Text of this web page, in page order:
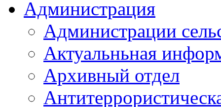
Администрация
Администрации
Актуальньная
Архивный отдел